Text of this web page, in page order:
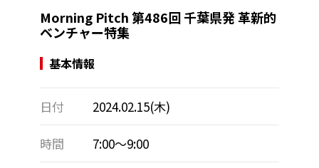
Morning Pitch 第486回 千葉県発 革新的
ベンチャー特集
基本情報
日付 2024.02.15(木)
時間 7:00～9:00